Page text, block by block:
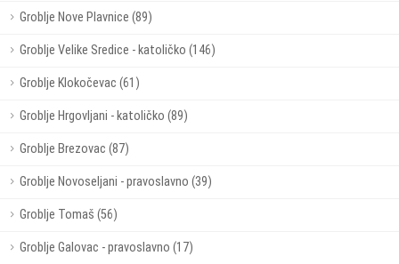
Groblje Nove Plavnice (89)
Groblje Velike Sredice - katoličko (146)
Groblje Klokočevac (61)
Groblje Hrgovljani - katoličko (89)
Groblje Brezovac (87)
Groblje Novoseljani - pravoslavno (39)
Groblje Tomaš (56)
Groblje Galovac - pravoslavno (17)